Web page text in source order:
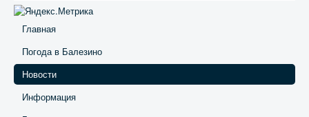
Главная
Погода в Балезино
Новости
Информация